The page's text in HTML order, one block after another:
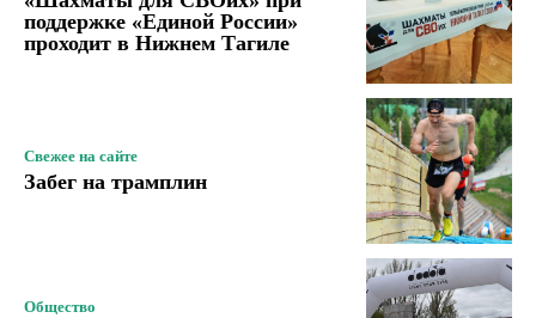
поддержке «Единой России»
проходит в Нижнем Тагиле
Свежее на сайте
Забег на трамплин
Общество